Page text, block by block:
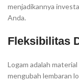
menjadikannya
Anda.
Fleksibilitas
Logam adalah
mengubah lembaran